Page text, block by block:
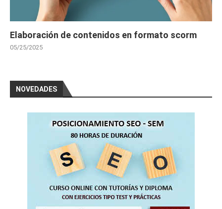
Elaboración de contenidos en formato scorm
05/25/2025
NOVEDADES